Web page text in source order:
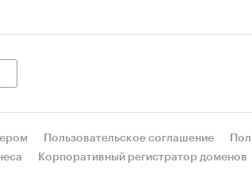
Пользовательское соглашение
Корпоративный регистратор доменов